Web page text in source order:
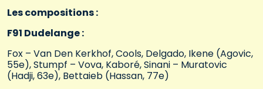
Les compositions :
F91 Dudelange :
Fox – Van Den Kerkhof, Cools, Delgado, Ikene (Agovic,
55e), Stumpf – Vova, Kaboré, Sinani – Muratovic
(Hadji, 63e), Bettaieb (Hassan, 77e)